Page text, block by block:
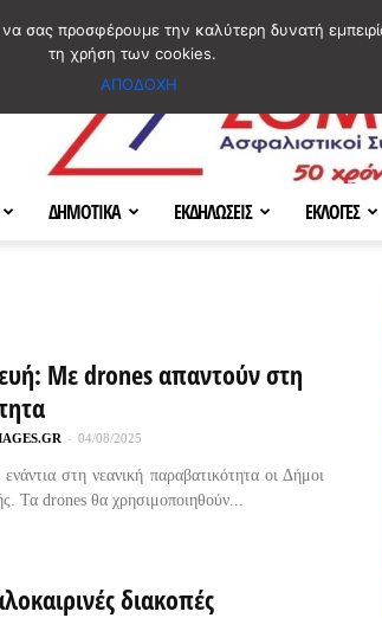
ΔΗΜΟΤΙΚΑ ΕΚΔΗΛΩΣΕΙΣ ΕΚΛΟΓΕΣ
Με drones απαντούν στη
- 04/08/2025
στη νεανική παραβατικότητα οι Δήμοι
Τα drones θα χρησιμοποιηθούν...
διακοπές
σας προσφέρουμε την καλύτερη δυνατή
τη χρήση των cookies.
ΑΠΟΔΟΧΗ